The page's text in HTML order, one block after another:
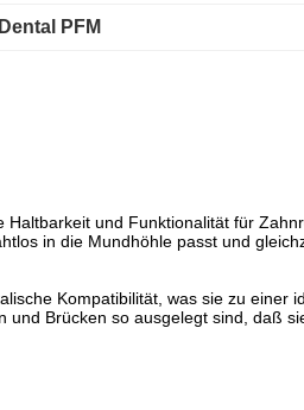
PFM
und Funktionalität für
in die Mundhöhle passt und
Kompatibilität, was sie zu einer
Brücken so ausgelegt sind, daß